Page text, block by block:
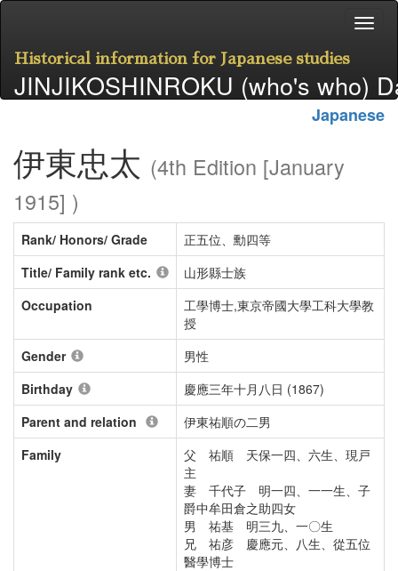
Historical information for Japanese studies
JINJIKOSHINROKU (who's who)
Japanese
伊東忠太 (4th Edition [January
1915] )
Rank/ Honors/ Grade
正五位、勳四等
Title/ Family rank etc.
山形縣士族
Occupation
工學博士,東京帝國大學工科大學教
授
Gender
男性
Birthday
慶應三年十月八日 (1867)
Parent and relation
伊東祐順の二男
Family
父 祐順 天保一四、六生、現戸
主
妻 千代子 明一四、一一生、子
爵中牟田倉之助四女
男 祐基 明三九、一〇生
兄 祐彦 慶應元、八生、從五位
醫學博士